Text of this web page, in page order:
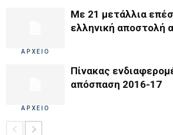
ΑΡΧΕΙΟ
Με 21 μετάλλια
ελληνική αποστολή
ΑΡΧΕΙΟ
Πίνακας
απόσπαση 2016-17